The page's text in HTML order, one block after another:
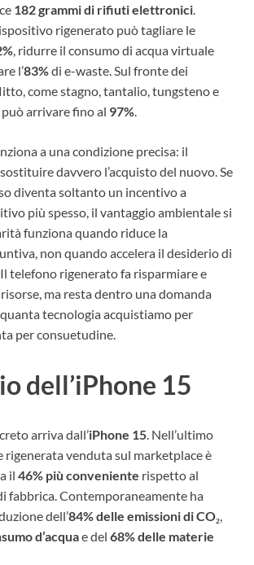
182 grammi di rifiuti elettronici
rigenerato può tagliare le
, ridurre il consumo di acqua virtuale
l’83%di e-waste. Sul fronte dei
come stagno, tantalio, tungsteno e
arrivare fino al 97%
a una condizione precisa: il
davvero l’acquisto del nuovo. Se
diventa soltanto un incentivo a
più spesso, il vantaggio ambientale si
funziona quando riduce la
non quando accelera il desiderio di
telefono rigenerato fa risparmiare e
ma resta dentro una domanda
tecnologia acquistiamo per
per consuetudine.
dell’iPhone 15
arriva dall’iPhone 15. Nell’ultimo
rigenerata venduta sul marketplace è
il 46% più conveniente rispetto al
fabbrica. Contemporaneamente ha
dell’84% delle emissioni di CO₂,
d’acquae del 68% delle materie